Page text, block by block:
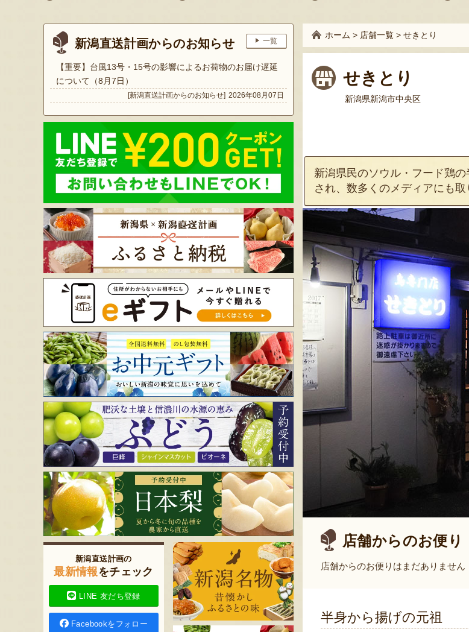
新潟直送計画からのお知らせ 一覧
【重要】台風13号・15号の影響によるお荷物のお届け遅延
について（8月7日）
[新潟直送計画からのお知らせ] 2026年08月07日
ホーム > 店舗一覧 > せきとり
せきとり
新潟県新潟市中央区
新潟県民のソウル・フード鶏
され、数多くのメディアにも取
店舗からのお便り
店舗からのお便りはまだありません
半身から揚げの元祖
新潟直送計画の
最新情報をチェック
LINE 友だち登録
Facebookをフォロー